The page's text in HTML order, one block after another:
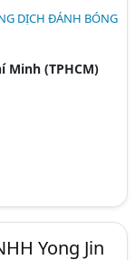
DỊCH ĐÁNH BÓNG
Minh (TPHCM)
Yong Jin